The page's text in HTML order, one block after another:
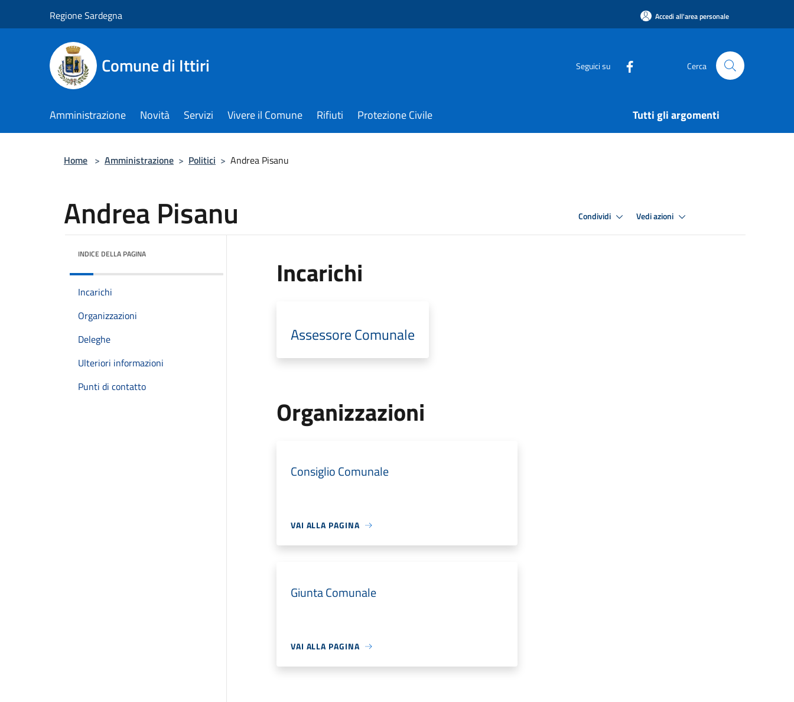
Regione Sardegna Accedi all'area personale
Comune di Ittiri Seguici su Cerca
Amministrazione Novità Servizi Vivere il Comune Rifiuti Protezione Civile Tutti gli argomenti
Home > Amministrazione > Politici > Andrea Pisanu
Andrea Pisanu Condividi Vedi azioni
INDICE DELLA PAGINA
Incarichi
Organizzazioni
Deleghe
Ulteriori informazioni
Punti di contatto
Incarichi
Assessore Comunale
Organizzazioni
Consiglio Comunale
VAI ALLA PAGINA
Giunta Comunale
VAI ALLA PAGINA